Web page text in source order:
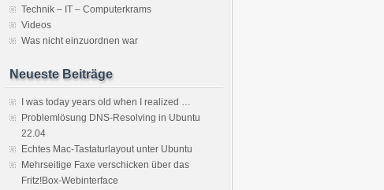
Technik – IT – Computerkrams
Videos
Was nicht einzuordnen war
Neueste Beiträge
I was today years old when I realized …
Problemlösung DNS-Resolving in Ubuntu
22.04
Echtes Mac-Tastaturlayout unter Ubuntu
Mehrseitige Faxe verschicken über das
Fritz!Box-Webinterface